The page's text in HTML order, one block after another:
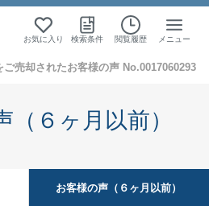
お気に入り 検索条件 閲覧履歴 メニュー
売却されたお客様の声 No.0017060293
（６ヶ月以前）
お客様の声（６ヶ月以前）